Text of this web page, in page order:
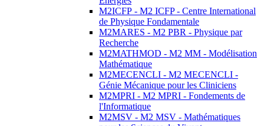
M2ICFP - M2 ICFP - Centre International
de Physique Fondamentale
M2MARES - M2 PBR - Physique par
Recherche
M2MATHMOD - M2 MM - Modélisation
Mathématique
M2MECENCLI - M2 MECENCLI -
Génie Mécanique pour les Cliniciens
M2MPRI - M2 MPRI - Fondements de
l'Informatique
M2MSV - M2 MSV - Mathématiques